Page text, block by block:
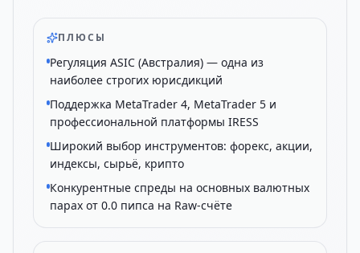
ПЛЮСЫ
Регуляция ASIC (Австралия) — одна из
наиболее строгих юрисдикций
Поддержка MetaTrader 4, MetaTrader 5 и
профессиональной платформы IRESS
Широкий выбор инструментов: форекс, акции,
индексы, сырьё, крипто
Конкурентные спреды на основных валютных
парах от 0.0 пипса на Raw-счёте